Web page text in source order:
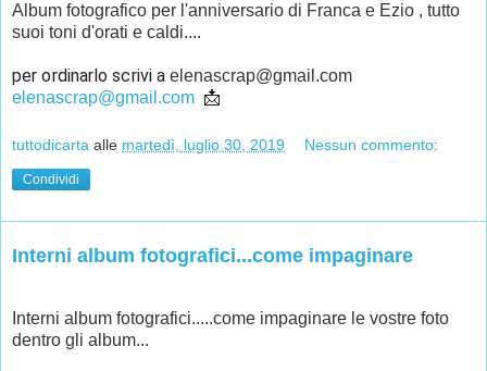
Album fotografico per l'anniversario di Franca e Ezio , tutto
suoi toni d'orati e caldi....
per ordinarlo scrivi a elenascrap@gmail.com
elenascrap@gmail.com 📩
tuttodicarta alle martedì, luglio 30, 2019 Nessun commento:
Condividi
Interni album fotografici...come impaginare
Interni album fotografici.....come impaginare le vostre foto
dentro gli album...